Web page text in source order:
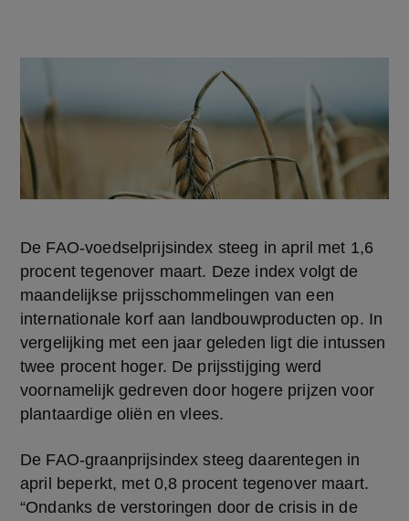
De FAO-voedselprijsindex steeg in april met 1,6
procent tegenover maart. Deze index volgt de
maandelijkse prijsschommelingen van een
internationale korf aan landbouwproducten op. In
vergelijking met een jaar geleden ligt die intussen
twee procent hoger. De prijsstijging werd
voornamelijk gedreven door hogere prijzen voor
plantaardige oliën en vlees.
De FAO-graanprijsindex steeg daarentegen in
april beperkt, met 0,8 procent tegenover maart.
“Ondanks de verstoringen door de crisis in de